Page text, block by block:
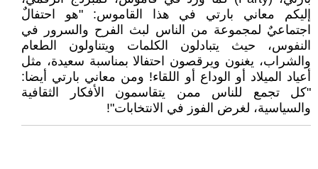
إليكم معاني بارتي في هذا القاموس: "هو احتفالٌ
اجتماعيٌ لمجموعة من الناس لبث الفرح والسرور في
النفوس، حيث يتبادلون الكلمات ويتناولون الطعام
والشراب، يغنون ويرقصون احتفالا بمناسبة سعيدة، مثل
أعياد الميلاد أو الوداع أو اللقاء! ومن معاني بارتي أيضا:
"كل تجمع للناس ممن يتقاسمون الأفكار الثقافية
والسياسية، لغرض الفوز في الانتخابات"!